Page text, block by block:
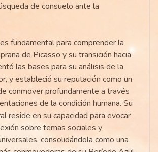
de consuelo ante la
fundamental para comprender la
de Picasso y su transición hacia
las bases para su análisis de la
y estableció su reputación como un
conmover profundamente a través
de la condición humana. Su
reside en su capacidad para evocar
sobre temas sociales y
consolidándola como una